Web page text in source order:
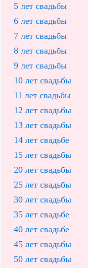
5 лет свадьбы
6 лет свадьбы
7 лет свадьбы
8 лет свадьбы
9 лет свадьбы
10 лет свадьбы
11 лет свадьбы
12 лет свадьбы
13 лет свадьбы
14 лет свадьбе
15 лет свадьбы
20 лет свадьбы
25 лет свадьбы
30 лет свадьбы
35 лет свадьбе
40 лет свадьбе
45 лет свадьбы
50 лет свадьбы